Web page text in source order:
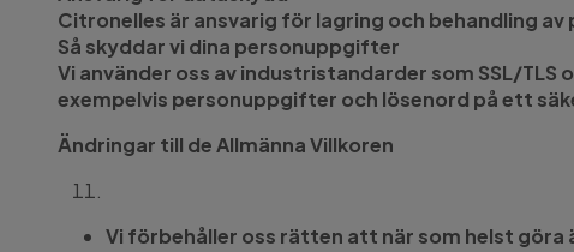
Citronelles är ansvarig för lagring och behandling
Så skyddar vi dina personuppgifter
Vi använder oss av industristandarder som SSL/
exempelvis personuppgifter och lösenord på ett
Ändringar till de Allmänna Villkoren
Vi förbehåller oss rätten att när som helst göra